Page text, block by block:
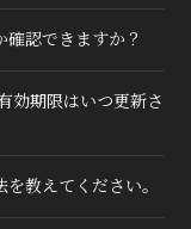
認できますか？
効期限はいつ更新さ
教えてください。